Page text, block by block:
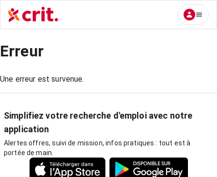
Erreur
Une erreur est survenue.
Simplifiez votre recherche d'emploi avec notre
application
Alertes offres, suivi de mission, infos pratiques : tout est à
portée de main.